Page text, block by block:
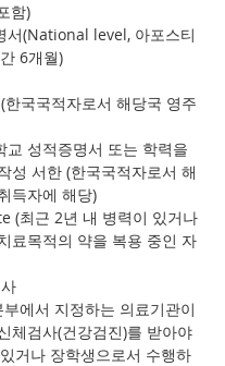
함)
(National level, 아포스티
6개월)
국국적자로서 해당국 영주
성적증명서 또는 학력을
성 서한 (한국국적자로서 해
득자에 해당)
(최근 2년 내 병력이 있거나
료목적의 약을 복용 중인 자
부에서 지정하는 의료기관이
체검사(건강검진)를 받아야
거나 장학생으로서 수행하